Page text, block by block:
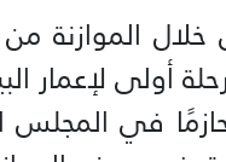
الموازنة
أولى لإعمار
في المجلس